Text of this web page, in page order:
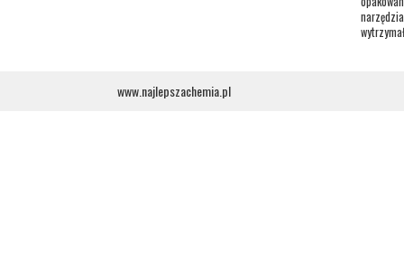
www.najlepszachemia.pl